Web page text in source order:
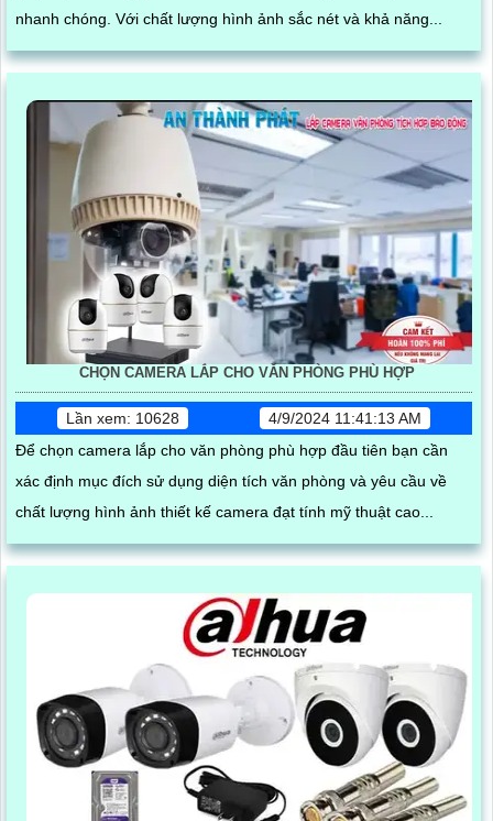
nhanh chóng. Với chất lượng hình ảnh sắc nét và khả năng...
CHỌN CAMERA LẮP CHO VĂN PHÒNG PHÙ HỢP
Lần xem: 10628
4/9/2024 11:41:13 AM
Để chọn camera lắp cho văn phòng phù hợp đầu tiên bạn cần
xác định mục đích sử dụng diện tích văn phòng và yêu cầu về
chất lượng hình ảnh thiết kế camera đạt tính mỹ thuật cao...